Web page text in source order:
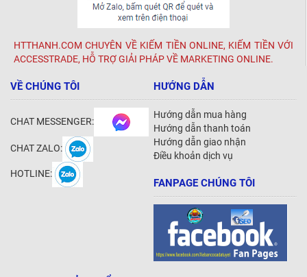
HTTHANH.COM CHUYÊN VỀ KIẾM TIỀN ONLINE, KIẾM TIỀN VỚI
ACCESSTRADE, HỖ TRỢ GIẢI PHÁP VỀ MARKETING ONLINE.
VỀ CHÚNG TÔI
CHAT MESSENGER:
CHAT ZALO:
HOTLINE:
HƯỚNG DẪN
Hướng dẫn mua hàng
Hướng dẫn thanh toán
Hướng dẫn giao nhận
Điều khoản dịch vụ
FANPAGE CHÚNG TÔI